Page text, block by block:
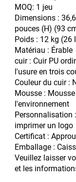
MOQ: 1 jeu
Dimensions :
pouces (H) (93
Poids : 12 kg (26
Matériau : Érable
cuir : Cuir PU
l'usure en trois
Couleur du cuir :
Mousse :
l'environnement
Personnalisation
imprimer un logo
Certificat :
Emballage :
Veuillez laisser
et les